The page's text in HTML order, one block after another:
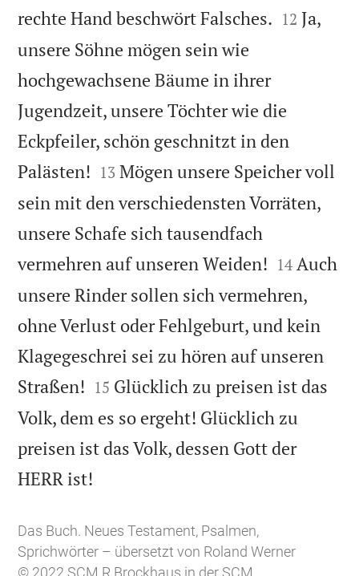
rechte Hand beschwört Falsches. 

12 Ja,
unsere Söhne mögen sein wie
hochgewachsene Bäume in ihrer
Jugendzeit, unsere Töchter wie die
Eckpfeiler, schön geschnitzt in den
Palästen! 

13 Mögen unsere Speicher voll
sein mit den verschiedensten Vorräten,
unsere Schafe sich tausendfach
vermehren auf unseren Weiden! 

14 Auch
unsere Rinder sollen sich vermehren,
ohne Verlust oder Fehlgeburt, und kein
Klagegeschrei sei zu hören auf unseren
Straßen! 

15 Glücklich zu preisen ist das
Volk, dem es so ergeht! Glücklich zu
preisen ist das Volk, dessen Gott der
HERR ist!
Das Buch. Neues Testament, Psalmen,
Sprichwörter – übersetzt von Roland Werner